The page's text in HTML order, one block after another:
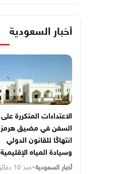
أخبار السعودية
الاعتداءات المتكررة على
السفن في مضيق هرمز
انتهاكًا للقانون الدولي
وسيادة المياه الإقليمية
أخبار السعودية•منذ 10 دقائق